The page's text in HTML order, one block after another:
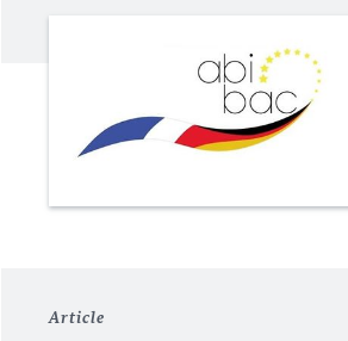
Article